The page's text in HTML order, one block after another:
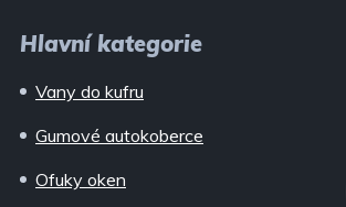
Hlavní kategorie
Vany do kufru
Gumové autokoberce
Ofuky oken